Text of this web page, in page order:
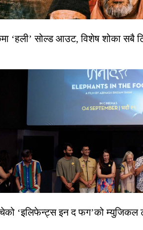
‘हली’ सोल्ड आउट, विशेष शोका सबै
‘इलिफेन्ट्स इन द फग’को म्युजिकल